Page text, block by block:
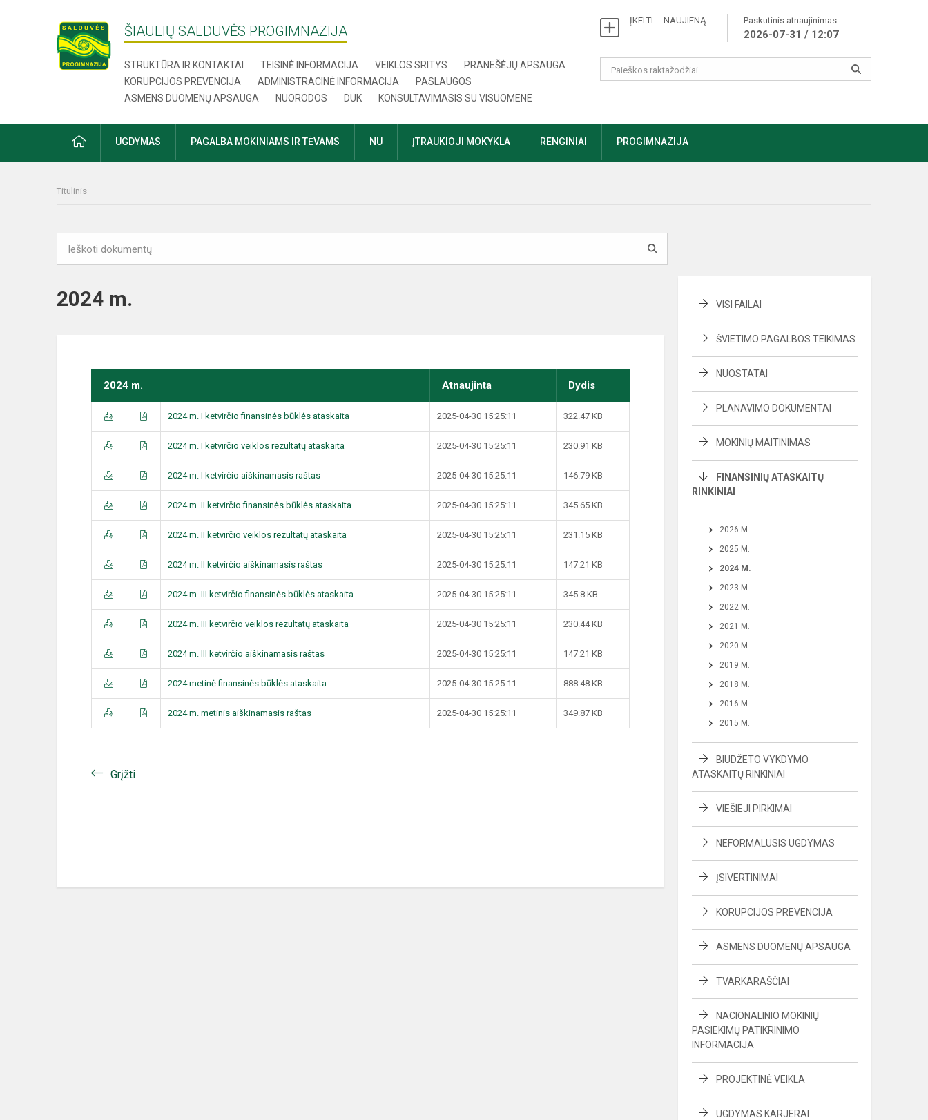
ŠIAULIŲ SALDUVĖS PROGIMNAZIJA
STRUKTŪRA IR KONTAKTAI TEISINĖ INFORMACIJA VEIKLOS SRITYS
PRANEŠĖJŲ APSAUGA
KORUPCIJOS PREVENCIJA
ADMINISTRACINĖ INFORMACIJA
PASLAUGOS
ASMENS DUOMENŲ APSAUGA
NUORODOS DUK KONSULTAVIMASIS SU VISUOMENE
ĮKELTI NAUJIENĄ Paskutinis atnaujinimas
2026-07-31 / 12:07
UGDYMAS PAGALBA MOKINIAMS IR TĖVAMS NU ĮTRAUKIOJI MOKYKLA RENGINIAI PROGIMNAZIJA
Titulinis
2024 m.
2024 m. Atnaujinta Dydis
2024 m. I ketvirčio finansinės būklės ataskaita 2025-04-30 15:25:11 322.47 KB
2024 m. I ketvirčio veiklos rezultatų ataskaita 2025-04-30 15:25:11 230.91 KB
2024 m. I ketvirčio aiškinamasis raštas 2025-04-30 15:25:11 146.79 KB
2024 m. II ketvirčio finansinės būklės ataskaita 2025-04-30 15:25:11 345.65 KB
2024 m. II ketvirčio veiklos rezultatų ataskaita 2025-04-30 15:25:11 231.15 KB
2024 m. II ketvirčio aiškinamasis raštas 2025-04-30 15:25:11 147.21 KB
2024 m. III ketvirčio finansinės būklės ataskaita 2025-04-30 15:25:11 345.8 KB
2024 m. III ketvirčio veiklos rezultatų ataskaita 2025-04-30 15:25:11 230.44 KB
2024 m. III ketvirčio aiškinamasis raštas 2025-04-30 15:25:11 147.21 KB
2024 metinė finansinės būklės ataskaita 2025-04-30 15:25:11 888.48 KB
2024 m. metinis aiškinamasis raštas 2025-04-30 15:25:11 349.87 KB
Grįžti
VISI FAILAI
ŠVIETIMO PAGALBOS TEIKIMAS
NUOSTATAI
PLANAVIMO DOKUMENTAI
MOKINIŲ MAITINIMAS
FINANSINIŲ ATASKAITŲ
RINKINIAI
2026 M.
2025 M.
2024 M.
2023 M.
2022 M.
2021 M.
2020 M.
2019 M.
2018 M.
2016 M.
2015 M.
BIUDŽETO VYKDYMO
ATASKAITŲ RINKINIAI
VIEŠIEJI PIRKIMAI
NEFORMALUSIS UGDYMAS
ĮSIVERTINIMAI
KORUPCIJOS PREVENCIJA
ASMENS DUOMENŲ APSAUGA
TVARKARAŠČIAI
NACIONALINIO MOKINIŲ
PASIEKIMŲ PATIKRINIMO
INFORMACIJA
PROJEKTINĖ VEIKLA
UGDYMAS KARJERAI